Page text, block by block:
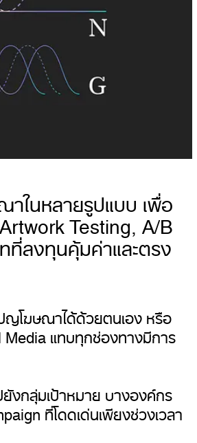
ในหลายรูปแบบ เพื่อ
Testing, A/B
ลงทุนคุ้มค่าและตรง
ญโฆษณาได้ด้วยตนเอง หรือ
แทบทุกช่องทางมีการ
งกลุ่มเป้าหมาย บางองค์กร
ที่โดดเด่นเพียงช่วงเวลา